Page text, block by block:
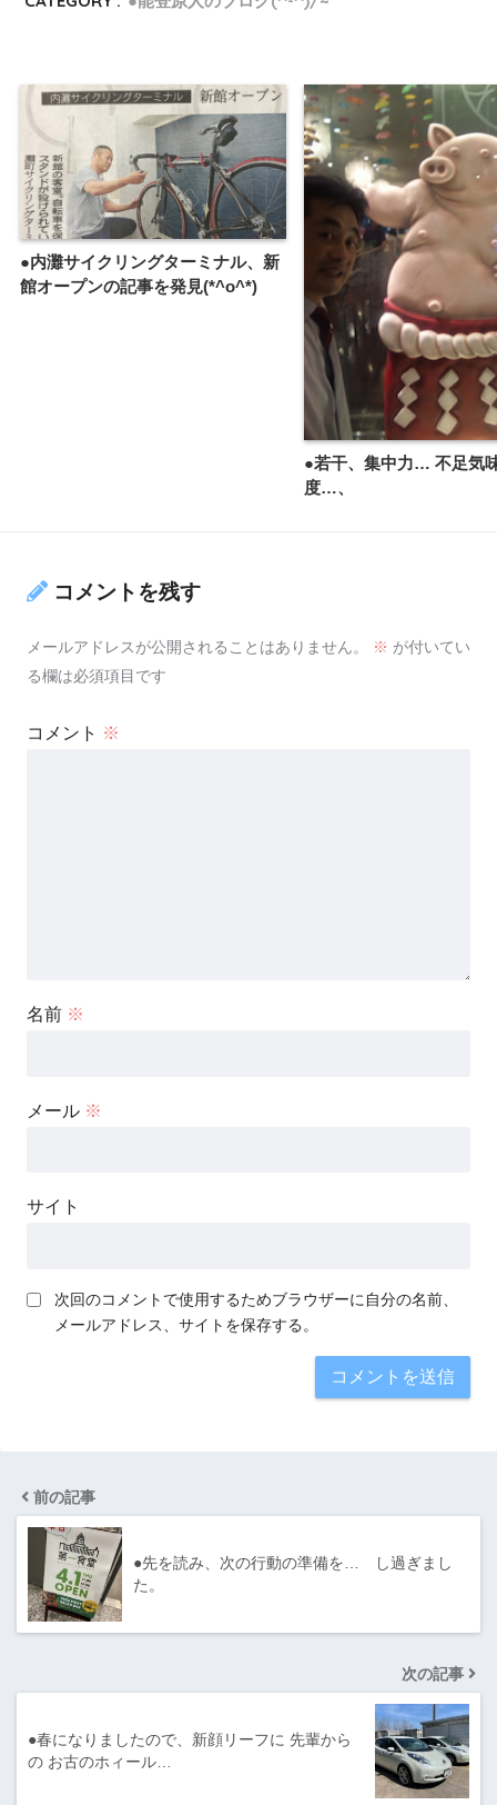
●内灘サイクリングターミナル、新
館オープンの記事を発見(*^o^*)
●若干、集中力… 不足気
度…、
コメントを残す
メールアドレスが公開されることはありません。 ※ が付いてい
る欄は必須項目です
コメント ※
名前 ※
メール ※
サイト
次回のコメントで使用するためブラウザーに自分の名前、
メールアドレス、サイトを保存する。
前の記事
●先を読み、次の行動の準備を… し過ぎまし
た。
次の記事
●春になりましたので、新顔リーフに 先輩から
の お古のホィール…